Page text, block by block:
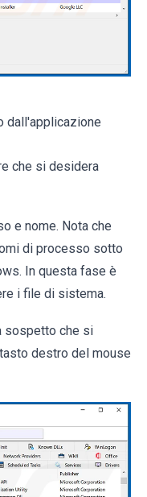
dall'applicazione
che si desidera
e nome. Nota che
di processo sotto
In questa fase è
i file di sistema.
sospetto che si
destro del mouse